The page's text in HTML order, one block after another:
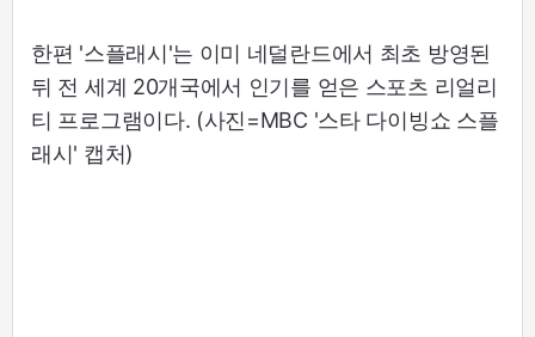
한편 '스플래시'는 이미 네덜란드에서 최초 방영된
뒤 전 세계 20개국에서 인기를 얻은 스포츠 리얼리
티 프로그램이다. (사진=MBC '스타 다이빙쇼 스플
래시' 캡처)